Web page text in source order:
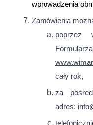
wprowadzenia
Zamówienia
poprzez
cały rok,
za
adres: